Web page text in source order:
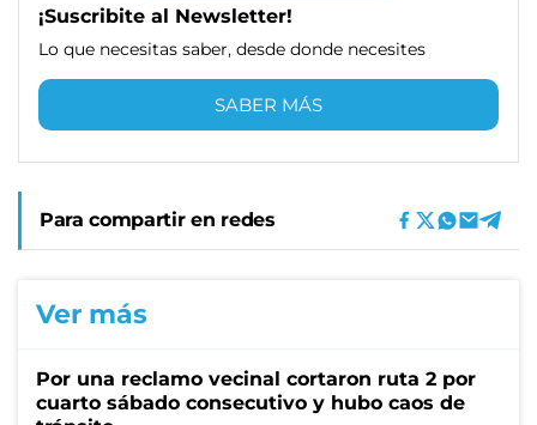
¡Suscribite al Newsletter!
Lo que necesitas saber, desde donde necesites
SABER MÁS
Para compartir en redes
Ver más
Por una reclamo vecinal cortaron ruta 2 por
cuarto sábado consecutivo y hubo caos de